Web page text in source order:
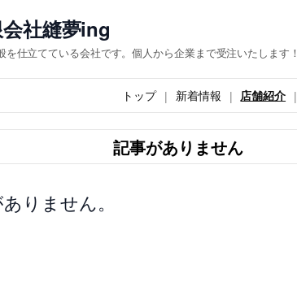
社縫夢ing
を仕立てている会社です。個人から企業まで受注いたします！
トップ 新着情報 店舗紹介
記事がありません
りません。